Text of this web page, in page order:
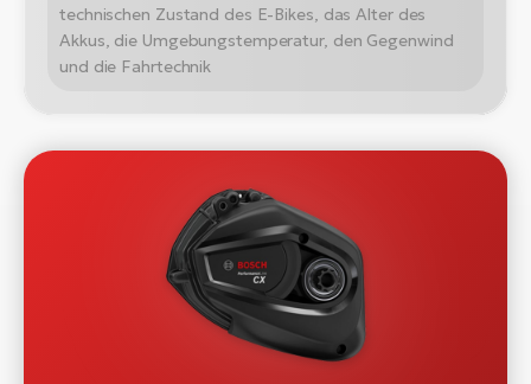
technischen Zustand des E-Bikes, das Alter des
Akkus, die Umgebungstemperatur, den Gegenwind
und die Fahrtechnik